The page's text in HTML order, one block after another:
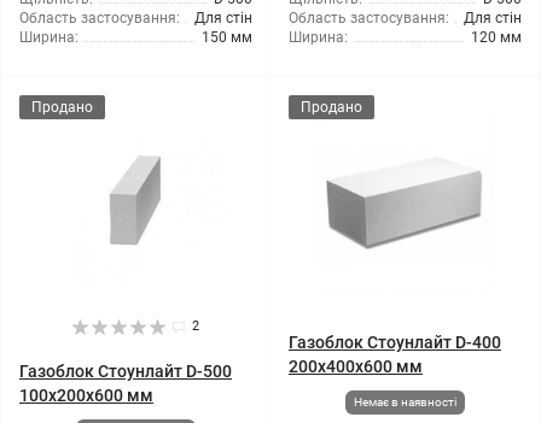
Область застосування:
Для стін
Ширина:
150 мм
Область застосування:
Для стін
Ширина:
120 мм
Продано
2
Газоблок Стоунлайт D-500
100x200x600 мм
Продано
Газоблок Стоунлайт D-400
200x400x600 мм
Немає в наявності